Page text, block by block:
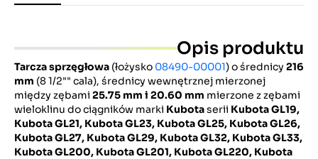
Opis produktu
Tarcza sprzęgłowa (łożysko 08490-00001) o średnicy 216
mm (8 1/2"" cala), średnicy wewnętrznej mierzonej
między zębami 25.75 mm i 20.60 mm mierzone z zębami
wieloklinu do ciągników marki Kubotaserii Kubota GL19,
Kubota GL21, Kubota GL23, Kubota GL25, Kubota GL26,
Kubota GL27, Kubota GL29, Kubota GL32, Kubota GL33,
Kubota GL200, Kubota GL201, Kubota GL220, Kubota